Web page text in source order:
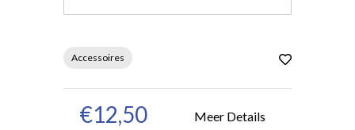
Accessoires
€12,50 Meer Details